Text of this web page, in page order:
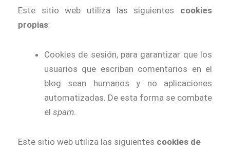
Este sitio web utiliza las siguientes cookies
propias:
Cookies de sesión, para garantizar que los
usuarios que escriban comentarios en el
blog sean humanos y no aplicaciones
automatizadas. De esta forma se combate
el spam
Este sitio web utiliza las siguientes cookies de